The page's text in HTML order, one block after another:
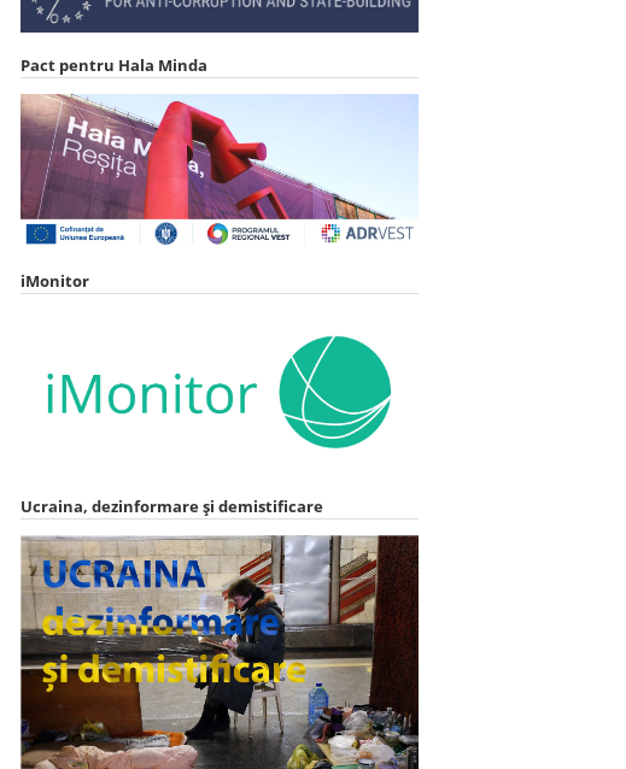
Pact pentru Hala Minda
iMonitor
Ucraina, dezinformare și demistificare